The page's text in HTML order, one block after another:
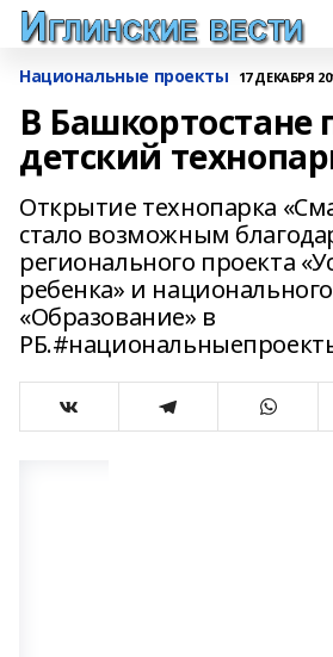
Национальные проекты 17 ДЕКАБРЯ
В Башкортостане
детский
Открытие технопарка
стало возможным
регионального проекта
ребенка» и
«Образование» в